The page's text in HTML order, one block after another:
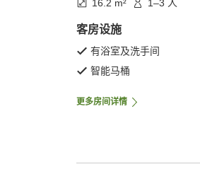
16.2 m² 1–3 人
客房设施
有浴室及洗手间
智能马桶
更多房间详情